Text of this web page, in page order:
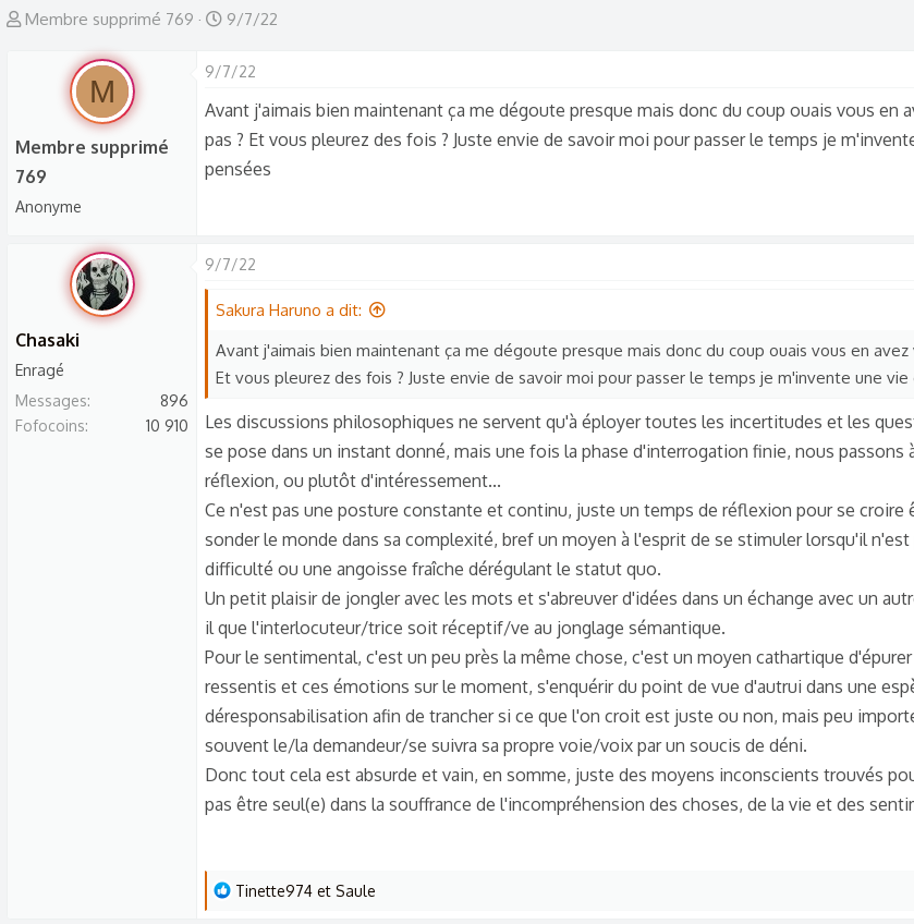
A
r
d
e
s
c
u
s
Membre supprimé 769
D
t
d
u
9/7/22
M
Membre supprimé
769
Anonyme
9/7/22
Avant j'aimais bien maintenant ça me dégoute presque mais donc du coup ouais vous en
pas ? Et vous pleurez des fois ? Juste envie de savoir moi pour passer le temps je
pensées
Chasaki
Enragé
Messages
896
Fofocoins
10 910
9/7/22
Sakura Haruno a dit:
Avant j'aimais bien maintenant ça me dégoute presque mais donc du coup ouais vous en avez
Et vous pleurez des fois ? Juste envie de savoir moi pour passer le temps je m'invente une vie
Les discussions philosophiques ne servent qu'à éployer toutes les incertitudes et les
se pose dans un instant donné, mais une fois la phase d'interrogation finie, nous passons
réflexion, ou plutôt d'intéressement...
Ce n'est pas une posture constante et continu, juste un temps de réflexion pour se croire
sonder le monde dans sa complexité, bref un moyen à l'esprit de se stimuler lorsqu'il n'est
difficulté ou une angoisse fraîche dérégulant le statut quo.
Un petit plaisir de jongler avec les mots et s'abreuver d'idées dans un échange avec un
il que l'interlocuteur/trice soit réceptif/ve au jonglage sémantique.
Pour le sentimental, c'est un peu près la même chose, c'est un moyen cathartique
ressentis et ces émotions sur le moment, s'enquérir du point de vue d'autrui dans une
déresponsabilisation afin de trancher si ce que l'on croit est juste ou non, mais peu
souvent le/la demandeur/se suivra sa propre voie/voix par un soucis de déni.
Donc tout cela est absurde et vain, en somme, juste des moyens inconscients trouvés
pas être seul(e) dans la souffrance de l'incompréhension des choses, de la vie et des
L
Tinette974 et Saule